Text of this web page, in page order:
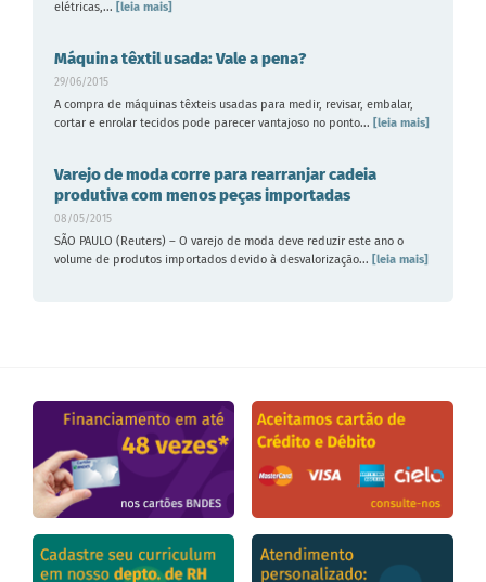
elétricas,... [leia mais]
Máquina têxtil usada: Vale a pena?
29/06/2015
A compra de máquinas têxteis usadas para medir, revisar, embalar,
cortar e enrolar tecidos pode parecer vantajoso no ponto... [leia mais]
Varejo de moda corre para rearranjar cadeia
produtiva com menos peças importadas
08/05/2015
SÃO PAULO (Reuters) – O varejo de moda deve reduzir este ano o
volume de produtos importados devido à desvalorização... [leia mais]